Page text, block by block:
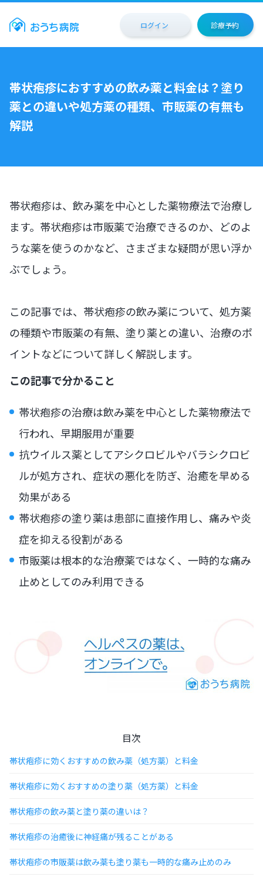
ログイン 診療予約
帯状疱疹におすすめの飲み薬と料金は？塗り
薬との違いや処方薬の種類、市販薬の有無も
解説
帯状疱疹は、飲み薬を中心とした薬物療法で治療し
ます。帯状疱疹は市販薬で治療できるのか、どのよ
うな薬を使うのかなど、さまざまな疑問が思い浮か
ぶでしょう。
この記事では、帯状疱疹の飲み薬について、処方薬
の種類や市販薬の有無、塗り薬との違い、治療のポ
イントなどについて詳しく解説します。
この記事で分かること
帯状疱疹の治療は飲み薬を中心とした薬物療法で
行われ、早期服用が重要
抗ウイルス薬としてアシクロビルやバラシクロビ
ルが処方され、症状の悪化を防ぎ、治癒を早める
効果がある
帯状疱疹の塗り薬は患部に直接作用し、痛みや炎
症を抑える役割がある
市販薬は根本的な治療薬ではなく、一時的な痛み
止めとしてのみ利用できる
目次
帯状疱疹に効くおすすめの飲み薬（処方薬）と料金
帯状疱疹に効くおすすめの塗り薬（処方薬）と料金
帯状疱疹の飲み薬と塗り薬の違いは？
帯状疱疹の治癒後に神経痛が残ることがある
帯状疱疹の市販薬は飲み薬も塗り薬も一時的な痛み止めのみ